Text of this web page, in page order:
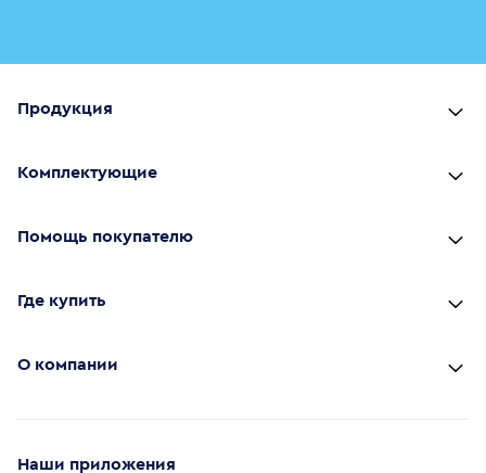
Продукция
Комплектующие
Помощь покупателю
Где купить
О компании
Наши приложения